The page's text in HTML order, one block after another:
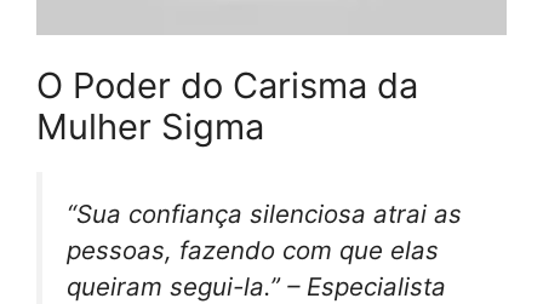
O Poder do Carisma da
Mulher Sigma
“Sua confiança silenciosa atrai as
pessoas, fazendo com que elas
queiram segui-la.” – Especialista